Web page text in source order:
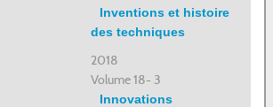
Inventions et histoire
des techniques
2018
Volume 18- 3
Innovations